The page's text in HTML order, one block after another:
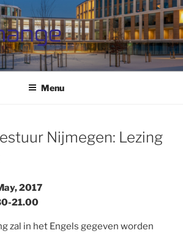
Change
Menu
Nijmegen: Lezing
2017
21.00
zal in het Engels gegeven worden